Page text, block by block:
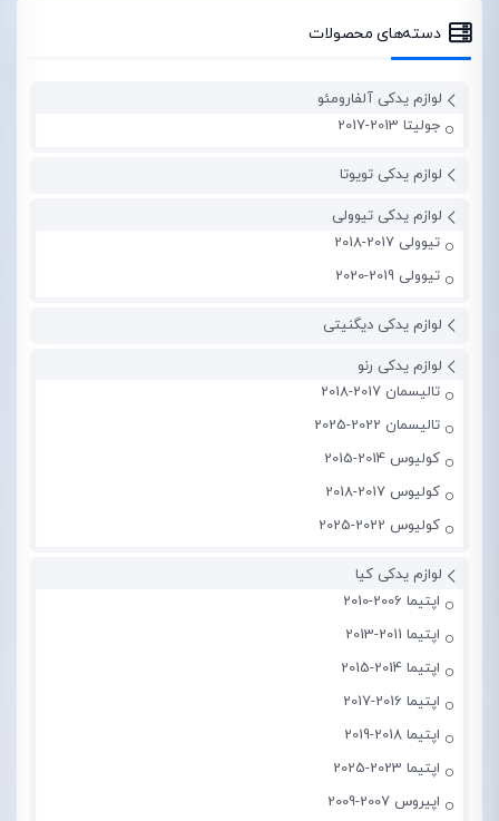
دسته‌های محصولات
لوازم یدکی آلفارومئو
جولیتا 2013-2017
لوازم یدکی تویوتا
لوازم یدکی تیوولی
تیوولی 2017-2018
تیوولی 2019-2020
لوازم یدکی دیگنیتی
لوازم یدکی رنو
تالیسمان 2017-2018
تالیسمان 2022-2025
کولیوس 2014-2015
کولیوس 2017-2018
کولیوس 2022-2025
لوازم یدکی کیا
اپتیما 2006-2010
اپتیما 2011-2013
اپتیما 2014-2015
اپتیما 2016-2017
اپتیما 2018-2019
اپتیما 2023-2025
اپیروس 2007-2009